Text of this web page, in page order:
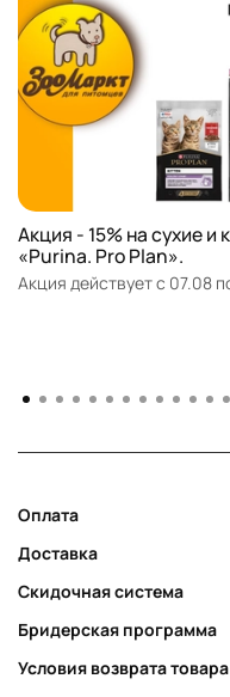
Акция - 15% на сухие
«Purina. Pro Plan».
Акция действует с 07.08
Оплата
Доставка
Скидочная система
Бридерская программа
Условия возврата товара